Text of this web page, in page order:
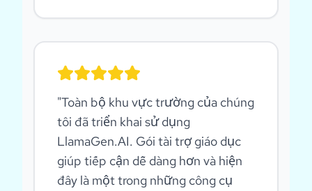
"Toàn bộ khu vực trường của chúng
tôi đã triển khai sử dụng
LlamaGen.AI. Gói tài trợ giáo dục
giúp tiếp cận dễ dàng hơn và hiện
đây là một trong những công cụ